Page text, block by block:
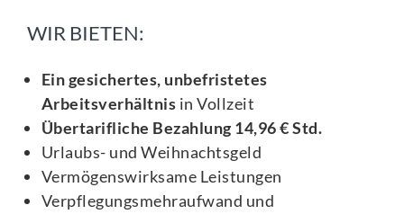
WIR BIETEN:
Ein gesichertes, unbefristetes
Arbeitsverhältnis in Vollzeit
Übertarifliche Bezahlung 14,96 € Std.
Urlaubs- und Weihnachtsgeld
Vermögenswirksame Leistungen
Verpflegungsmehraufwand und